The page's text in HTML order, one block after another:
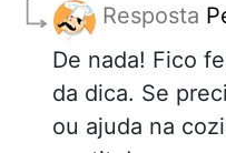
Resposta
De nada! Fico
da dica. Se
ou ajuda na